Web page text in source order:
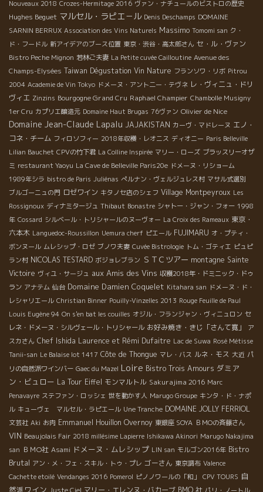
Nouveaux 2018 Crozes-Hermitage 2016 ヴァン・ナチュールのビストロの歴史
Hughes Beguet マルセル・ラピエ－ル Denis Deschamps DOMAINE
SARNIN BERRUX Association des Vins Naturels Massimo Tomomi san ク・
ド・フードル 新アイデアのブース位置 東京・渋谷・高太郎さん セ・ル・ヴァン
Bistro Peche Mignon 若林ご夫妻 La Petite cuvée Cailloutine Avenue des
Champs-Elysées Taiwan Dégustation Vin Nature フランソワ・リボ Pitrou
2004 Academie de Vin Tokyo ドメーヌ・アント二ー・テヴネ レ・ヴィニュ・ドリ
ヴィエ Zinzins Bourgogne Grand Cru Raphael Champier Chambolle Musigny
1er Cru カプリエ醸造元 Domaine Haut Brugas 76ヴァン Olivier de Nice
Domaine Jean-Claude Lapalu JAJAKISTAN カーヴ・マドレーヌ エノ・
コネ・チーム フィロソフィー 2018年収穫・レオニス ディオニー Paris Belleville
Lilian Bauchet CPVの竹下君 La Colline Inspirée マリー・ローズ ブラッスリーオザ
ミ restaurant Yaoyu La Cave de Belleville Paris20e ドメーヌ・リショーム
1989年シラ bistro de Paris Juliénas ぺルナン・ヴェルジュレス村 マサル式選別
ブルゴーニュの門 ロゼワイン キタノセ店のシェフ Village Montpeyroux Les
Rossignoux ディナミタージュ Thibaut Bonastre シャトー・ジャン・フォー 1998
年 Cossard シルベール・トリシャールのヌーヴォー La Croix des Rameaux 東京・
六本木 Languedoc-Roussillon Uemura cherf ピエール FUJIMARU オ・プティ・
ボンヌール ムレシップ・ロゼ ブノワ夫妻 Cuvée Bistrologie トム・ゴティエ ピュピ
ラン村 NICOLAS TESTARD ボジョレブラン ＳＴＣツアー montagne Sainte
Victoire ヴィユ・サージュ aux Amis des Vins 収穫2018年・ドミニック・ドゥ
ラン アナテム 仙台 Domaine Damien Coquelet Kitahara san ドメーヌ・ド・
レシャリエール Christian Binner Pouilly-Vinzelles 2013 Rouge Feuille de Paul
Louis Eugène 94 On s'en bat les couilles オジル・フランジャン・ヴィニュロン セ
レネ・ドメーヌ・シルヴェール・トリシャール お好み焼き・きじ「さんて寛」
ア
スカさん Chef Ishida Laurence et Rémi Dufaitre Lac de Suwa Rosé Métisse
Tanii-san Le Balaise lot 1417 Côte de Thongue マレ・バス ルネ・モス 大近 パ
リの自然派ワインバー Gaec du Mazel Loire Bistro Trois Amours ダミア
ン・ビュロー La Tour Eiffel モンマルトル Sakurajima 2016 Marc
Penavayre ステファン・ロッシェ 世を動かす人 Marugo Groupe キンタ・ド・ナポ
ル キューヴェ マルセル・ラピエール Une Tranche DOMAINE JOLLY FERRIOL
文芸社 Aki お肉 Emmanuel Houillon Overnoy 東銀座 SOYA ＢＭОの斉藤さん
VIN Beaujolais Fair 2018 millésime Lapierre Ishikawa Akinori Marugo Nakajima
san ＢＭО社 Asami ドメーヌ・ムレシップ LIN san モルゴン2016年 Bistro
Brutal アン・メ・フェ・スキル・トゥ・プレ ゴーさん 東京調布 Valence
Cachette etoilé Vendanges 2016 Pomerol ピノノワールの「和」 CPV TOURS 自
然派ワイン
マリー・エレンヌ・バカーブ BMO 社